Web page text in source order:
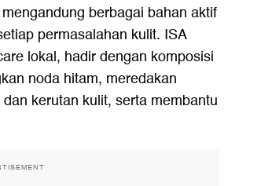
berbagai bahan aktif
permasalahan kulit. ISA
lokal, hadir dengan komposisi
noda hitam, meredakan
kerutan kulit, serta membantu